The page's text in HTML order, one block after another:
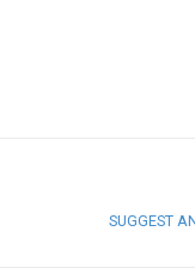
SUGGEST